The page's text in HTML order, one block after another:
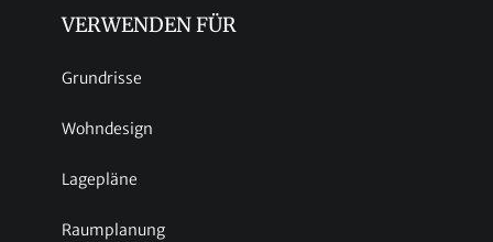
VERWENDEN FÜR
Grundrisse
Wohndesign
Lagepläne
Raumplanung